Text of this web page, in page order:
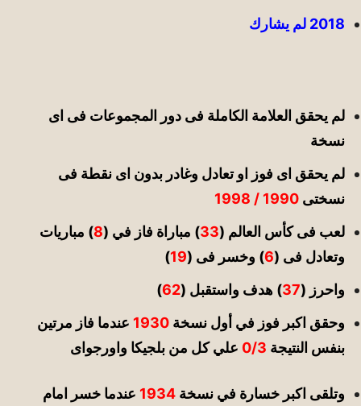
2018 لم يشارك
لم يحقق العلامة الكاملة فى دور المجموعات فى اى
نسخة
لم يحقق اى فوز او تعادل وغادر بدون اى نقطة فى
نسختى 1990 / 1998
لعب فى كأس العالم (33) مباراة فاز في (8) مباريات
وتعادل فى (6) وخسر فى (19
)
واحرز (37) هدف واستقبل (62
)
وحقق اكبر فوز في أول نسخة 1930 عندما فاز مرتين
بنفس النتيجة 0/3 علي كل من بلجيكا واورجواى
وتلقى اكبر خسارة في نسخة 1934 عندما خسر امام